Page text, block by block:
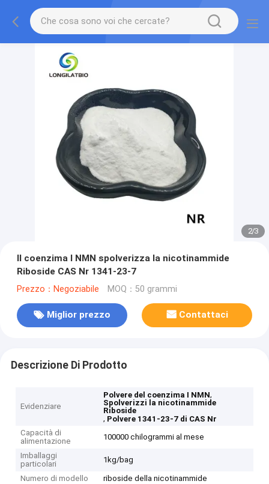
2/3
Il coenzima I NMN spolverizza la nicotinammide
Riboside CAS Nr 1341-23-7
Prezzo：Negoziabile MOQ：50 grammi
Miglior prezzo Contattaci
Descrizione Di Prodotto
Evidenziare
Polvere del coenzima I NMN,
Spolverizzi la nicotinammide
Riboside
, Polvere 1341-23-7 di CAS Nr
Capacità di
alimentazione
100000 chilogrammi al mese
Imballaggi
particolari
1kg/bag
Numero di modello
riboside della nicotinammide